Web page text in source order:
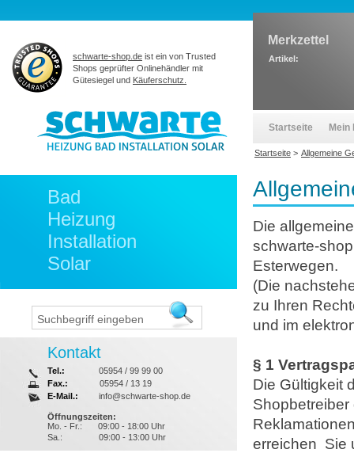
Die
schwarte-
Esterwegen.
(Die
zu Ihren
und im
§ 1
Die Gültigkeit
erreichen Sie
Bad
Heizung
Installation
Solar
Kontakt
Tel.:
05954 / 99 99 00
Fax.:
05954 / 13 19
E-Mail.:
info@schwarte-shop.de
Öffnungszeiten:
Mo. - Fr.:
09:00 - 18:00 Uhr
Sa.:
09:00 - 13:00 Uhr
schwarte-shop.de ist ein von Trusted
Shops geprüfter Onlinehändler mit
Gütesiegel und Käuferschutz.
Merkzettel
Artikel:
Startseite Mein
Startseite > Allgemeine